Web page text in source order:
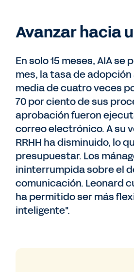
Avanzar hacia
En solo 15 meses, AIA
mes, la tasa de
media de cuatro veces
70 por ciento de sus
aprobación fueron
correo electrónico. A su
RRHH ha disminuido, lo
presupuestar. Los
ininterrumpida sobre el
comunicación. Leonard
ha permitido ser más
inteligente".